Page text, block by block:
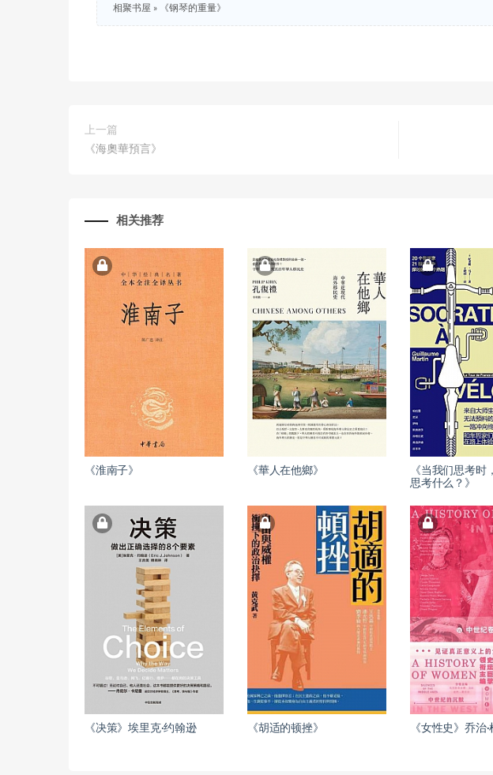
相聚书屋 » 《钢琴的重量》
上一篇
《海奧華預言》
相关推荐
《淮南子》 《華人在他鄉》
《当我们思考时
思考什么？》
《决策》埃里克·约翰逊 《胡适的顿挫》 《女性史》乔治·